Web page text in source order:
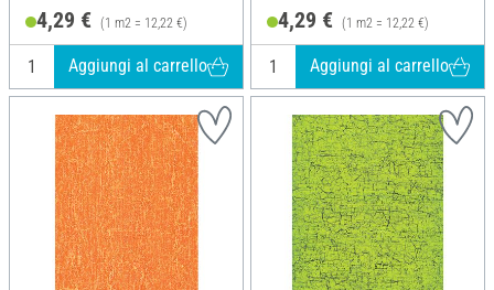
4,29 € (1 m2 = 12,22 €)
Aggiungi al carrello
4,29 € (1 m2 = 12,22 €)
Aggiungi al carrello